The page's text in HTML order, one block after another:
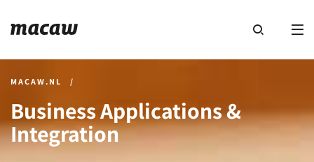
MACAW.NL /
Business Applications &
Integration